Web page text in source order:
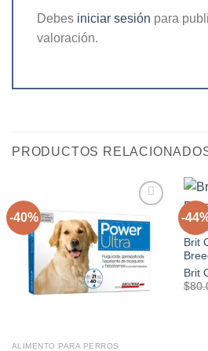
Debes iniciar sesión para
valoración.
PRODUCTOS
-40%
Agregar
a la
lista de
ALIMENTO PARA PERROS
-
Brit
Brit
$